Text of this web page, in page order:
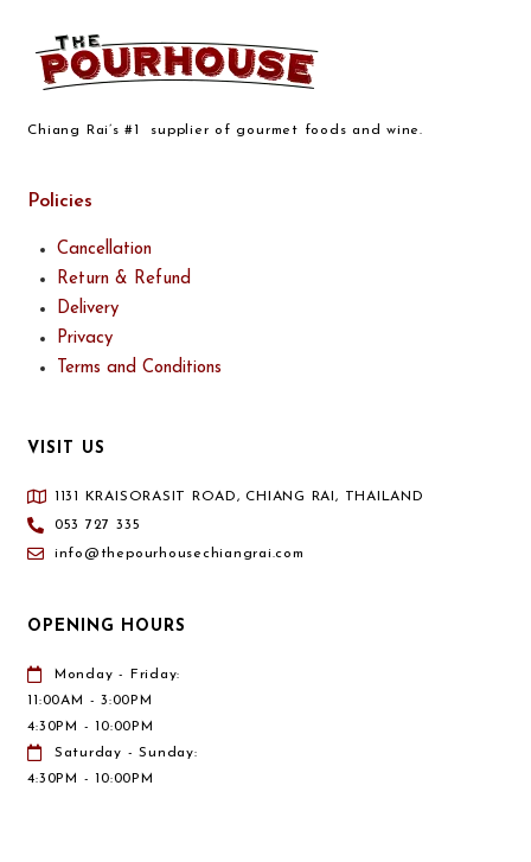
Chiang Rai’s #1 supplier of gourmet foods and wine.
Policies
Cancellation
Return & Refund
Delivery
Privacy
Terms and Conditions
VISIT US
1131 KRAISORASIT ROAD, CHIANG RAI, THAILAND
053 727 335
info@thepourhousechiangrai.com
OPENING HOURS
Monday - Friday:
11:00AM - 3:00PM
4:30PM - 10:00PM
Saturday - Sunday:
4:30PM - 10:00PM